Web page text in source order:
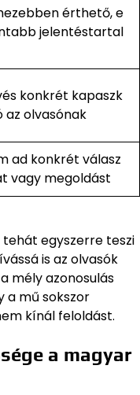
érthető, e
jelentéstartal
konkrét kapaszk
az olvasónak
ad konkrét válasz
vagy megoldást
egyszerre teszi
is az olvasók
mély azonosulás
a mű sokszor
kínál feloldást.
a magyar